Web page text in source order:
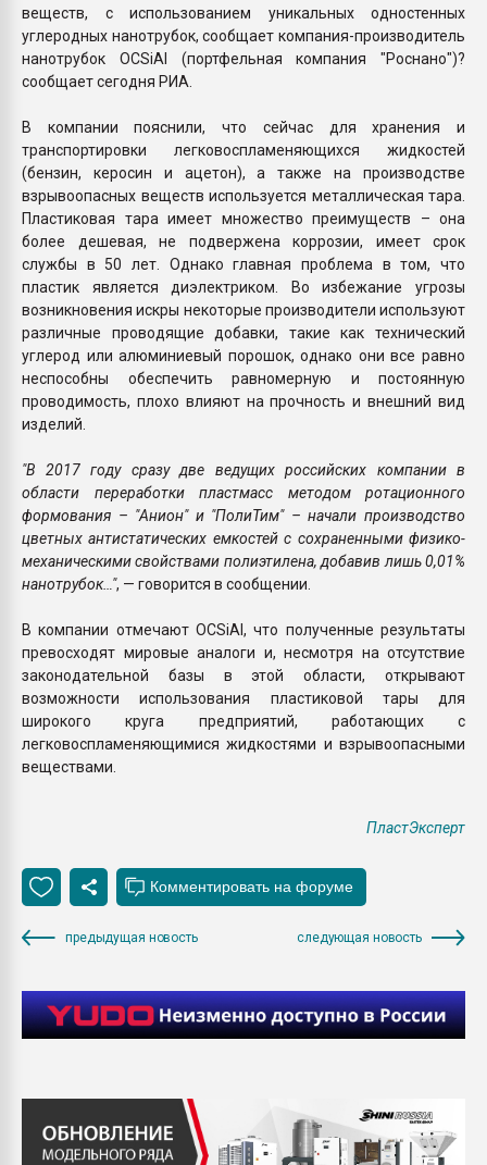
веществ, с использованием уникальных одностенных
углеродных нанотрубок, сообщает компания-производитель
нанотрубок OCSiAl (портфельная компания "Роснано")?
сообщает сегодня РИА.
В компании пояснили, что сейчас для хранения и
транспортировки легковоспламеняющихся жидкостей
(бензин, керосин и ацетон), а также на производстве
взрывоопасных веществ используется металлическая тара.
Пластиковая тара имеет множество преимуществ – она
более дешевая, не подвержена коррозии, имеет срок
службы в 50 лет. Однако главная проблема в том, что
пластик является диэлектриком. Во избежание угрозы
возникновения искры некоторые производители используют
различные проводящие добавки, такие как технический
углерод или алюминиевый порошок, однако они все равно
неспособны обеспечить равномерную и постоянную
проводимость, плохо влияют на прочность и внешний вид
изделий.
"В 2017 году сразу две ведущих российских компании в
области переработки пластмасс методом ротационного
формования – "Анион" и "ПолиТим" – начали производство
цветных антистатических емкостей с сохраненными физико-
механическими свойствами полиэтилена, добавив лишь 0,01%
нанотрубок…", — говорится в сообщении.
В компании отмечают OCSiAl, что полученные результаты
превосходят мировые аналоги и, несмотря на отсутствие
законодательной базы в этой области, открывают
возможности использования пластиковой тары для
широкого круга предприятий, работающих с
легковоспламеняющимися жидкостями и взрывоопасными
веществами.
ПластЭксперт
предыдущая новость следующая новость